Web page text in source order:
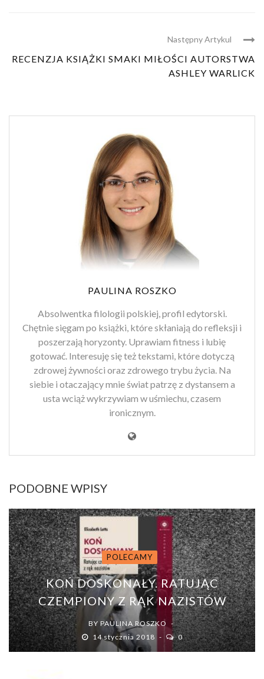
Następny Artykul
RECENZJA KSIĄŻKI SMAKI MIŁOŚCI AUTORSTWA
ASHLEY WARLICK
PAULINA ROSZKO
Absolwentka filologii polskiej, profil edytorski.
Chętnie sięgam po książki, które skłaniają do refleksji i
poszerzają horyzonty. Uprawiam fitness i lubię
gotować. Interesuję się też tekstami, które dotyczą
zdrowej żywności oraz zdrowego trybu życia. Na
siebie i otaczający mnie świat patrzę z dystansem a
usta wciąż wykrzywiam w uśmiechu, czasem
ironicznym.
PODOBNE WPISY
POLECAMY
KOŃ DOSKONAŁY. RATUJĄC
CZEMPIONY Z RĄK NAZISTÓW
BY PAULINA ROSZKO
14 stycznia 2018
0